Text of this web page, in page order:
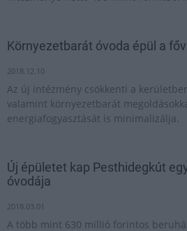
Környezetbarát óvoda épül a
2018.12.10
Az új intézmény csökkenti a
valamint környezetbarát
energiafogyasztását is minimalizálja.
Új épületet kap Pesthidegkút
óvodája
2018.03.01
A több mint 630 millió forintos